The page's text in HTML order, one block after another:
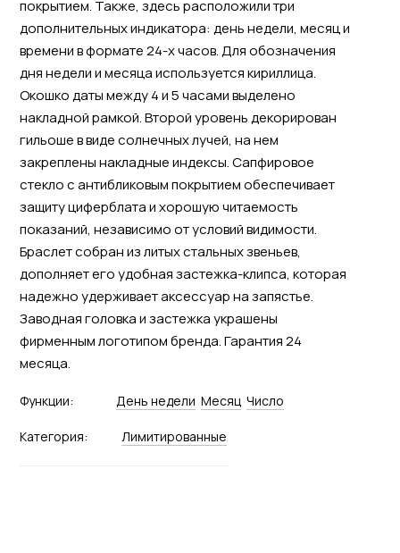
покрытием. Также, здесь расположили три
дополнительных индикатора: день недели, месяц и
времени в формате 24-х часов. Для обозначения
дня недели и месяца используется кириллица.
Окошко даты между 4 и 5 часами выделено
накладной рамкой. Второй уровень декорирован
гильоше в виде солнечных лучей, на нем
закреплены накладные индексы. Сапфировое
стекло с антибликовым покрытием обеспечивает
защиту циферблата и хорошую читаемость
показаний, независимо от условий видимости.
Браслет собран из литых стальных звеньев,
дополняет его удобная застежка-клипса, которая
надежно удерживает аксессуар на запястье.
Заводная головка и застежка украшены
фирменным логотипом бренда. Гарантия 24
месяца.
Функции: День недели Месяц Число
Категория: Лимитированные